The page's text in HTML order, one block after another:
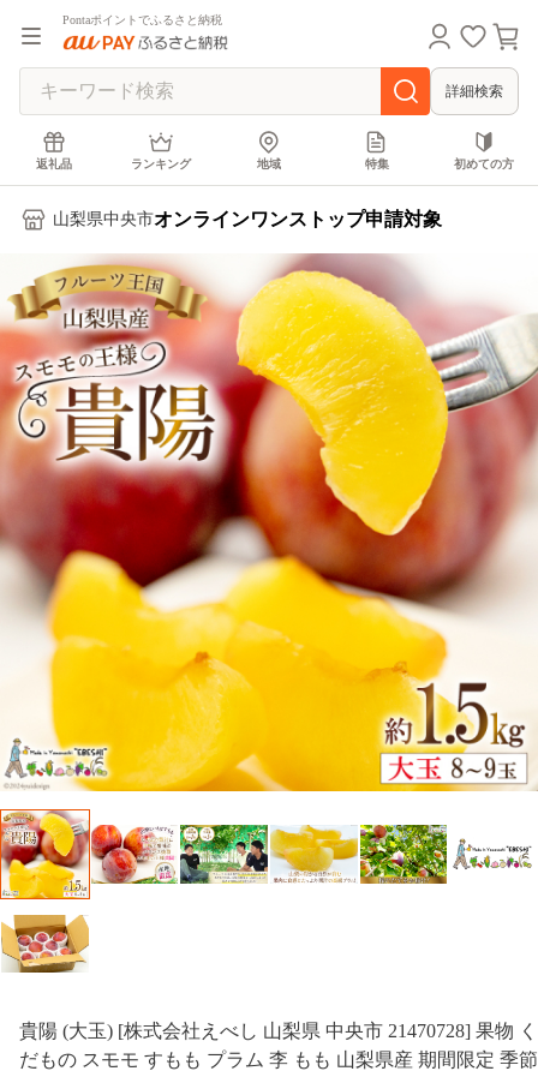
Pontaポイントでふるさと納税
詳細検索
返礼品 ランキング 地域 特集 初めての方
山梨県中央市オンラインワンストップ申請対象
貴陽 (大玉) [株式会社えべし 山梨県 中央市 21470728] 果物 く
だもの スモモ すもも プラム 李 もも 山梨県産 期間限定 季節